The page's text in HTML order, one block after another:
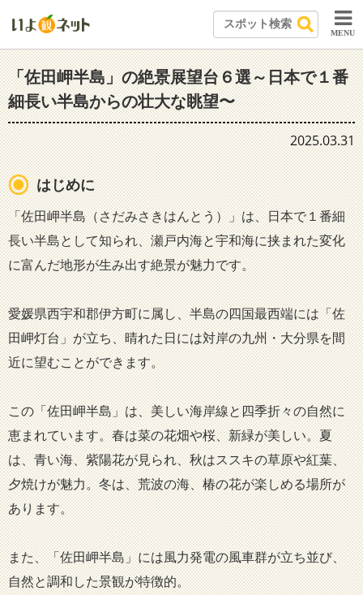
MENU
「佐田岬半島」の絶景展望台６選～日本で１番
細長い半島からの壮大な眺望〜
2025.03.31
はじめに
「佐田岬半島（さだみさきはんとう）」は、日本で１番細
長い半島として知られ、瀬戸内海と宇和海に挟まれた変化
に富んだ地形が生み出す絶景が魅力です。
愛媛県西宇和郡伊方町に属し、半島の四国最西端には「佐
田岬灯台」が立ち、晴れた日には対岸の九州・大分県を間
近に望むことができます。
この「佐田岬半島」は、美しい海岸線と四季折々の自然に
恵まれています。春は菜の花畑や桜、新緑が美しい。夏
は、青い海、紫陽花が見られ、秋はススキの草原や紅葉、
夕焼けが魅力。冬は、荒波の海、椿の花が楽しめる場所が
あります。
また、「佐田岬半島」には風力発電の風車群が立ち並び、
自然と調和した景観が特徴的。